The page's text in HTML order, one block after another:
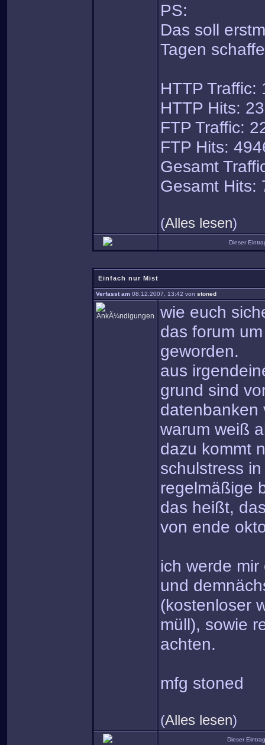
PS:
Das soll
Tagen
HTTP Traffic:
HTTP Hits:
FTP Traffic:
FTP Hits:
Gesamt
Gesamt Hits:
(Alles lesen)
Dieser
Einfach nur Mist
Verfasst am 08.12.2007, 13:42 von stoned
wie euch
das forum
geworden.
aus
grund sind
datenbanken
warum weiß
dazu kommt
schulstress
regelmäßige
das heißt,
von ende
ich werde
und
(kostenloser
müll), sowie
achten.
mfg stoned
(Alles lesen)
Dieser